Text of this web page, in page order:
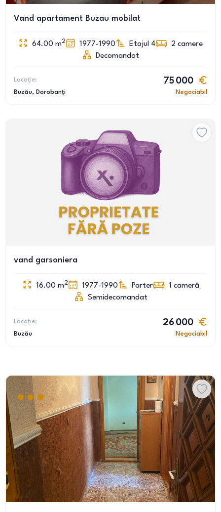
Vand apartament Buzau mobilat
64.00 m2 1977-1990 Etajul 4 2 camere
Decomandat
Locație:
Buzău, Dorobanți
75 000
Negociabil
vand garsoniera
16.00 m2 1977-1990 Parter 1 cameră
Semidecomandat
Locație:
Buzău
26 000
Negociabil